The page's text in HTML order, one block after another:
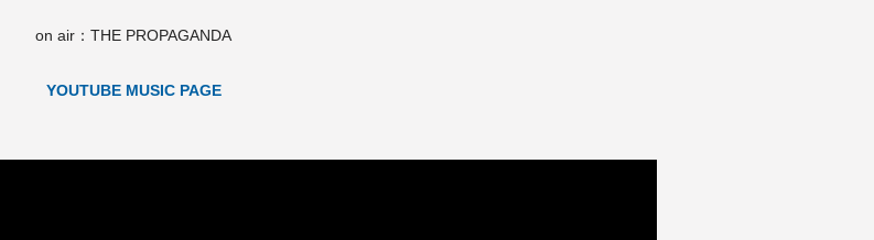
on air：THE PROPAGANDA
YOUTUBE MUSIC PAGE